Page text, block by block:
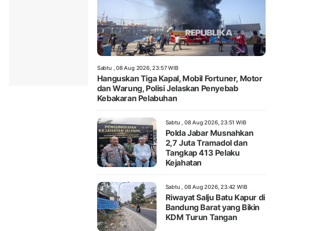
Sabtu , 08 Aug 2026, 23:57 WIB
Hanguskan Tiga Kapal, Mobil Fortuner, Motor
dan Warung, Polisi Jelaskan Penyebab
Kebakaran Pelabuhan
Sabtu , 08 Aug 2026, 23:51 WIB
Polda Jabar Musnahkan
2,7 Juta Tramadol dan
Tangkap 413 Pelaku
Kejahatan
Sabtu , 08 Aug 2026, 23:42 WIB
Riwayat Salju Batu Kapur di
Bandung Barat yang Bikin
KDM Turun Tangan